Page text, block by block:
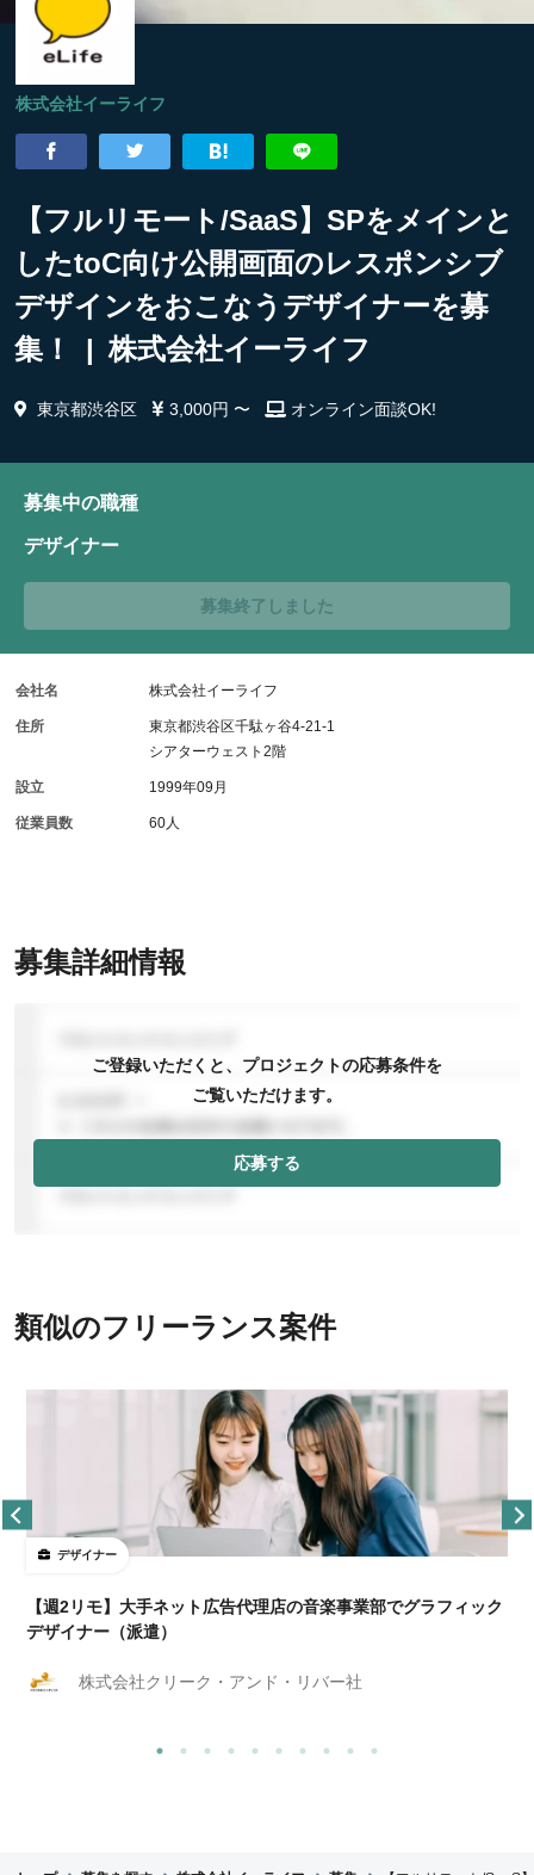
株式会社イーライフ
【フルリモート/SaaS】SPをメインと
したtoC向け公開画面のレスポンシブ
デザインをおこなうデザイナーを募
集！ | 株式会社イーライフ
東京都渋谷区 3,000円 〜 オンライン面談OK!
募集詳細情報
ご登録いただくと、プロジェクトの応募条件を
ご覧いただけます。
応募する
募集中の職種
デザイナー
募集終了しました
会社名 株式会社イーライフ
住所
東京都渋谷区千駄ヶ谷4-21-1
シアターウェスト2階
設立 1999年09月
従業員数 60人
類似のフリーランス案件
デザイナー
【週2リモ】大手ネット広告代理店の音楽事業部でグラフィック
デザイナー（派遣）
株式会社クリーク・アンド・リバー社